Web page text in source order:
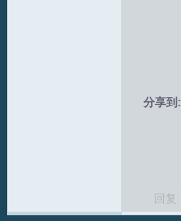
分享到:
回复